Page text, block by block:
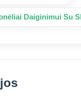
Daiginimui Su